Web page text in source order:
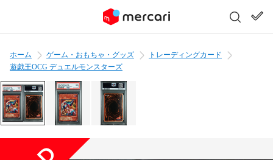
ホーム ゲーム・おもちゃ・グッズ
トレーディングカード
遊戯王OCG デュエルモンスターズ